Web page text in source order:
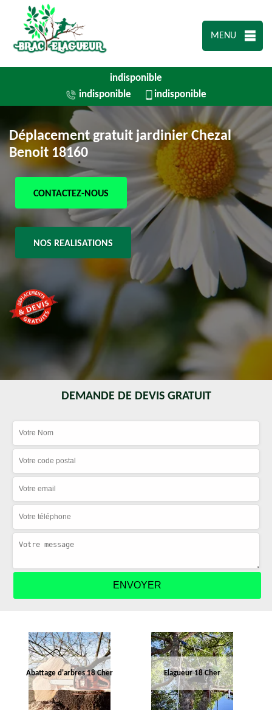
MENU
indisponible
indisponible
indisponible
Déplacement gratuit jardinier Chezal
Benoit 18160
CONTACTEZ-NOUS
NOS REALISATIONS
DEMANDE DE DEVIS GRATUIT
Abattage d'arbres 18 Cher Elagueur 18 Cher